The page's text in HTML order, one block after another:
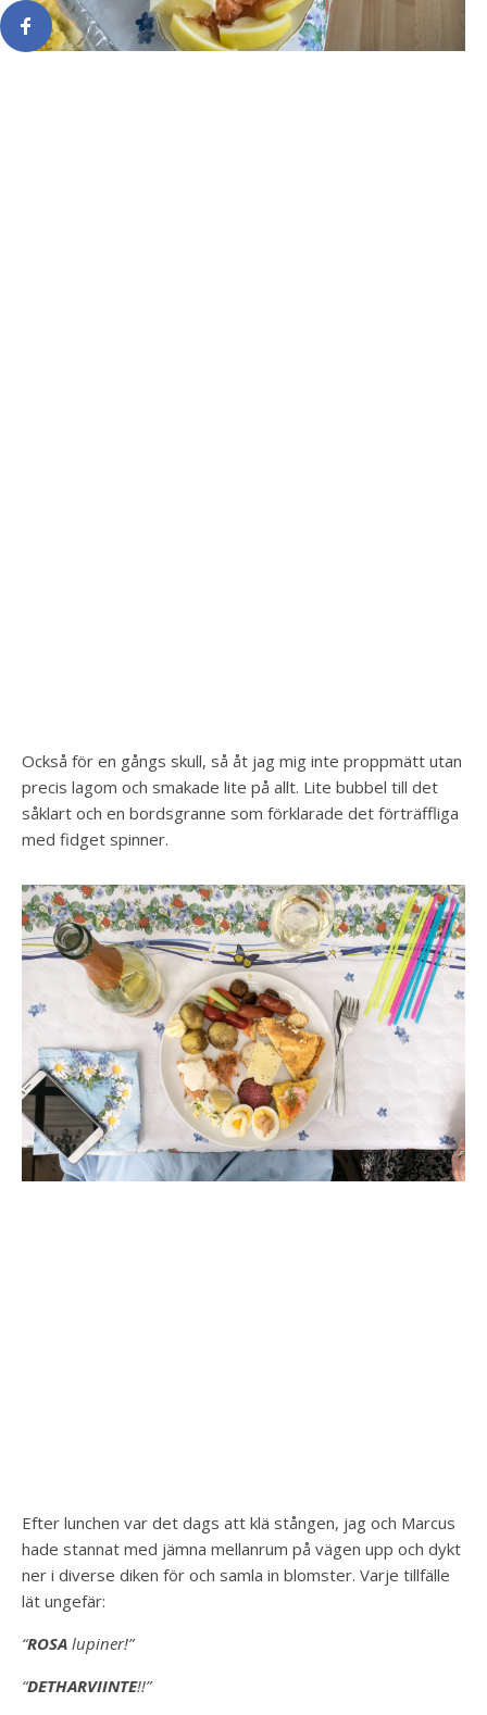
Också för en gångs skull, så åt jag mig inte proppmätt utan
precis lagom och smakade lite på allt. Lite bubbel till det
såklart och en bordsgranne som förklarade det förträffliga
med fidget spinner.
Efter lunchen var det dags att klä stången, jag och Marcus
hade stannat med jämna mellanrum på vägen upp och dykt
ner i diverse diken för och samla in blomster. Varje tillfälle
lät ungefär:
“ROSA lupiner!”
“DETHARVIINTE!!”